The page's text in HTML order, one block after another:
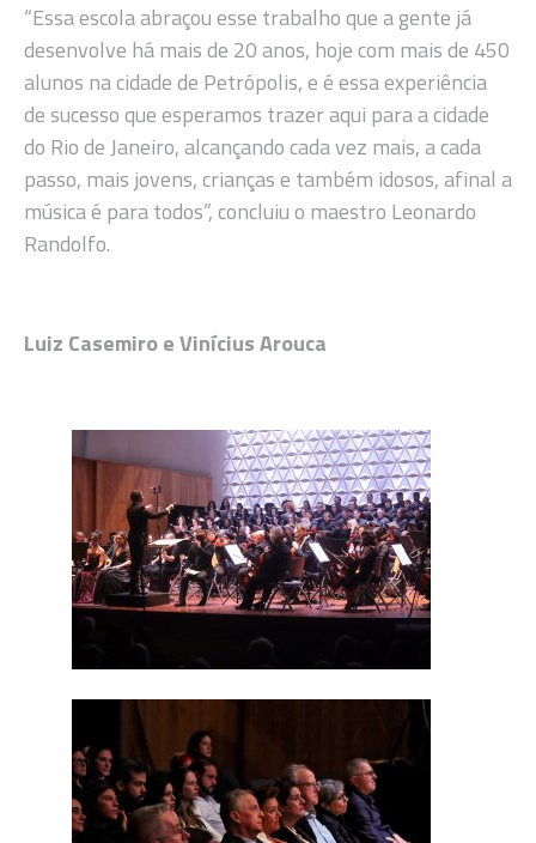
“Essa escola abraçou esse trabalho que a gente já
desenvolve há mais de 20 anos, hoje com mais de 450
alunos na cidade de Petrópolis, e é essa experiência
de sucesso que esperamos trazer aqui para a cidade
do Rio de Janeiro, alcançando cada vez mais, a cada
passo, mais jovens, crianças e também idosos, afinal a
música é para todos”, concluiu o maestro Leonardo
Randolfo.
Luiz Casemiro e Vinícius Arouca